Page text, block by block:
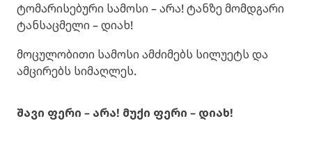
ტომარისებური სამოსი – არა! ტანზე მომდგარი
ტანსაცმელი – დიახ!
მოცულობითი სამოსი ამძიმებს სილუეტს და
ამცირებს სიმაღლეს.
შავი ფერი – არა! მუქი ფერი – დიახ!